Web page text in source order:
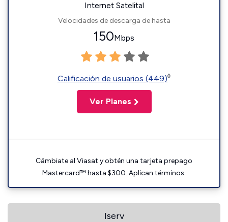
Internet Satelital
Velocidades de descarga de hasta
150Mbps
Calificación de usuarios (449)◊
Ver Planes
Cámbiate al Viasat y obtén una tarjeta prepago
Mastercard™ hasta $300. Aplican términos.
Iserv